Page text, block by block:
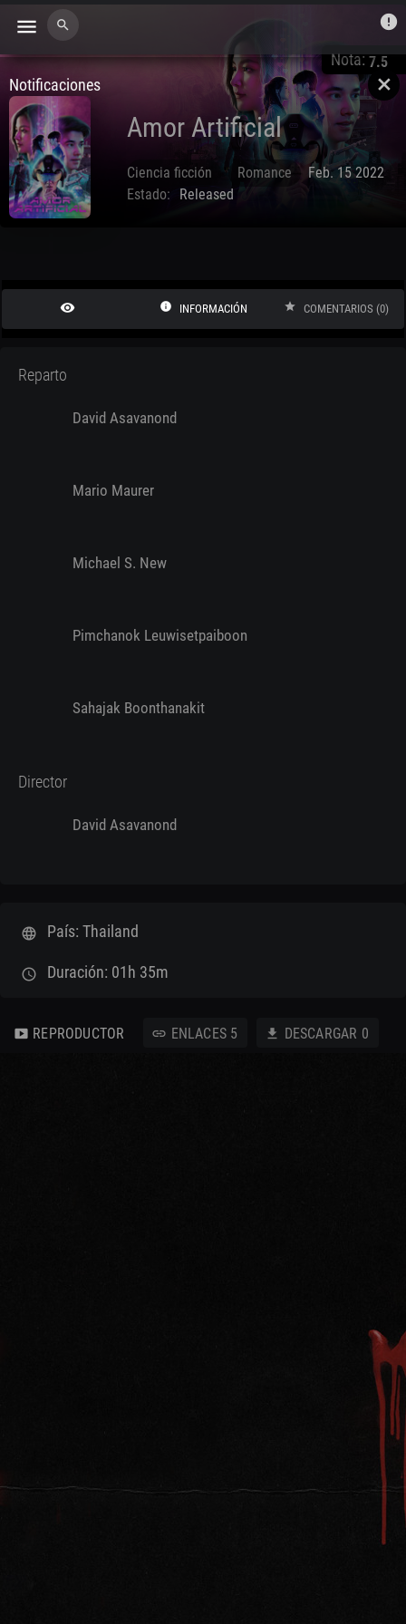
menu search error
close
Notificaciones
Nota:7.5
Amor Artificial
Ciencia ficción Romance
Feb. 15 2022
Estado:
Released
remove_red_eye info INFORMACIÓN star COMENTARIOS (0)
Reparto
David Asavanond
Mario Maurer
Michael S. New
Pimchanok Leuwisetpaiboon
Sahajak Boonthanakit
Director
David Asavanond
language País: Thailand
schedule Duración: 01h 35m
smart_display REPRODUCTOR link ENLACES 5 download DESCARGAR 0